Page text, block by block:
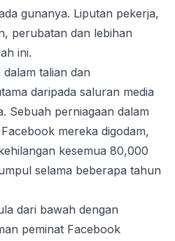
gunanya. Liputan pekerja,
perubatan dan lebihan
ini.
talian dan
daripada saluran media
Sebuah perniagaan dalam
mereka digodam,
kesemua 80,000
selama beberapa tahun
dari bawah dengan
peminat Facebook